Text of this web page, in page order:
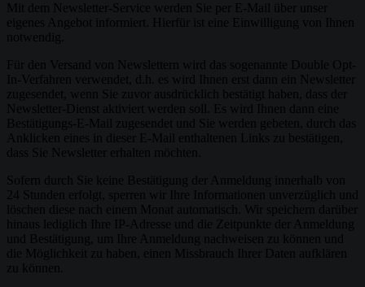
Mit dem Newsletter-Service werden Sie per E-Mail über unser
eigenes Angebot informiert. Hierfür ist eine Einwilligung von Ihnen
notwendig.
Für den Versand von Newslettern wird das sogenannte Double Opt-
In-Verfahren verwendet, d.h. es wird Ihnen erst dann ein Newsletter
zugesendet, wenn Sie zuvor ausdrücklich bestätigt haben, dass der
Newsletter-Dienst aktiviert werden soll. Es wird Ihnen dann eine
Bestätigungs-E-Mail zugesendet und Sie werden gebeten, durch das
Anklicken eines in dieser E-Mail enthaltenen Links zu bestätigen,
dass Sie Newsletter erhalten möchten.
Sofern durch Sie keine Bestätigung der Anmeldung innerhalb von
24 Stunden erfolgt, sperren wir Ihre Informationen unverzüglich und
löschen diese nach einem Monat automatisch. Wir speichern darüber
hinaus lediglich Ihre IP-Adresse und die Zeitpunkte der Anmeldung
und Bestätigung, um Ihre Anmeldung nachweisen zu können und
die Möglichkeit zu haben, einen Missbrauch Ihrer Daten aufklären
zu können.